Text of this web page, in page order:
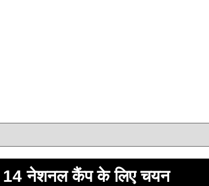
14 नेशनल कैंप के लिए चयन